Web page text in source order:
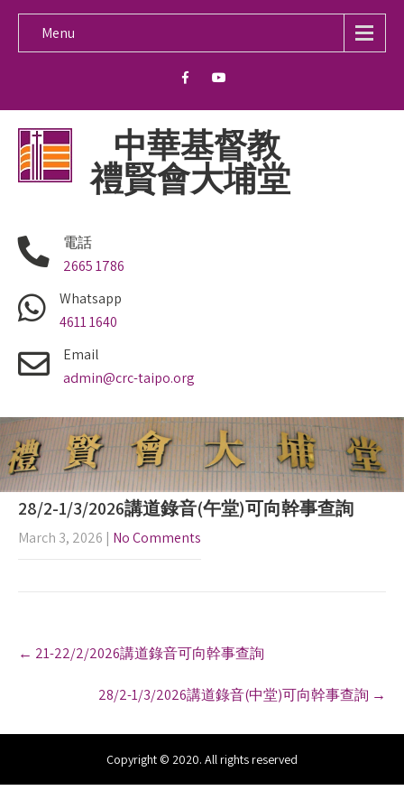
Menu
中華基督教
禮賢會大埔堂
電話
2665 1786
Whatsapp
4611 1640
Email
admin@crc-taipo.org
28/2-1/3/2026講道錄音(午堂)可向幹事查詢
March 3, 2026 | No Comments
o
a
i
← 21-22/2/2026講道錄音可向幹事查詢
28/2-1/3/2026講道錄音(中堂)可向幹事查詢 →
Copyright © 2020. All rights reserved